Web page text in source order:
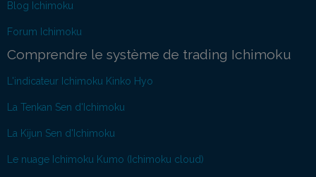
Blog Ichimoku
Forum Ichimoku
Comprendre le système de trading Ichimoku
L'indicateur Ichimoku Kinko Hyo
La Tenkan Sen d'Ichimoku
La Kijun Sen d'Ichimoku
Le nuage Ichimoku Kumo (Ichimoku cloud)